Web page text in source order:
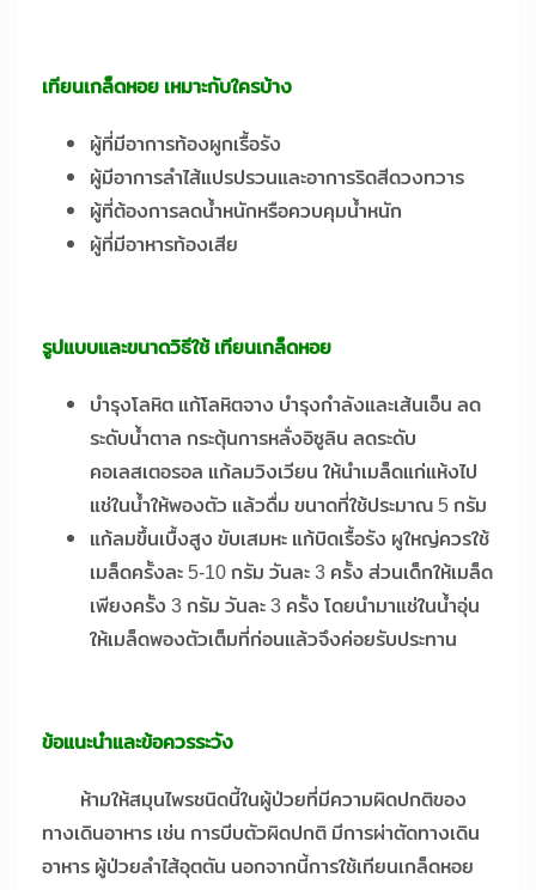
เทียนเกล็ดหอย เหมาะกับใครบ้าง
ผู้ที่มีอาการท้องผูกเรื้อรัง
ผู้มีอาการลำไส้แปรปรวนและอาการริดสีดวงทวาร
ผู้ที่ต้องการลดน้ำหนักหรือควบคุมน้ำหนัก
ผู้ที่มีอาหารท้องเสีย
รูปแบบและขนาดวิธีใช้ เทียนเกล็ดหอย
บำรุงโลหิต แก้โลหิตจาง บำรุงกำลังและเส้นเอ็น ลด
ระดับน้ำตาล กระตุ้นการหลั่งอิซูลิน ลดระดับ
คอเลสเตอรอล แก้ลมวิงเวียน ให้นำเมล็ดแก่แห้งไป
แช่ในน้ำให้พองตัว แล้วดื่ม ขนาดที่ใช้ประมาณ 5 กรัม
แก้ลมขึ้นเบื้งสูง ขับเสมหะ แก้บิดเรื้อรัง ผูใหญ่ควรใช้
เมล็ดครั้งละ 5-10 กรัม วันละ 3 ครั้ง ส่วนเด็กให้เมล็ด
เพียงครั้ง 3 กรัม วันละ 3 ครั้ง โดยนำมาแช่ในน้ำอุ่น
ให้เมล็ดพองตัวเต็มที่ก่อนแล้วจึงค่อยรับประทาน
ข้อแนะนำและข้อควรระวัง
ห้ามให้สมุนไพรชนิดนี้ในผู้ป่วยที่มีความผิดปกติของ
ทางเดินอาหาร เช่น การบีบตัวผิดปกติ มีการผ่าตัดทางเดิน
อาหาร ผู้ป่วยลำไส้อุตตัน นอกจากนี้การใช้เทียนเกล็ดหอย